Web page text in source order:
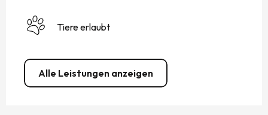
Tiere erlaubt
Alle Leistungen anzeigen